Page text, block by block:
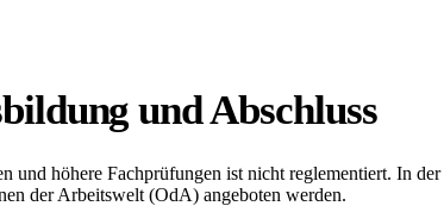
und Abschluss
und höhere Fachprüfungen ist nicht reglementiert. In
der Arbeitswelt (OdA) angeboten werden.